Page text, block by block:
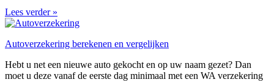
Lees verder »
Autoverzekering berekenen en vergelijken
Hebt u net een nieuwe auto gekocht en op uw naam gezet? Dan
moet u deze vanaf de eerste dag minimaal met een WA verzekering